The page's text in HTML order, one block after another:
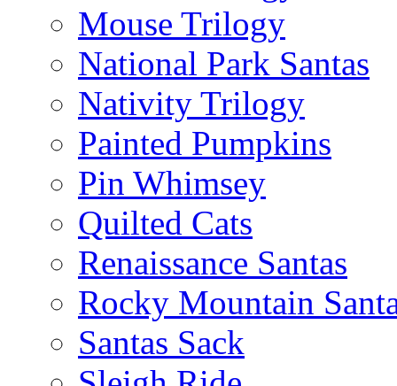
Mouse Trilogy
National Park Santas
Nativity Trilogy
Painted Pumpkins
Pin Whimsey
Quilted Cats
Renaissance Santas
Rocky Mountain
Santas Sack